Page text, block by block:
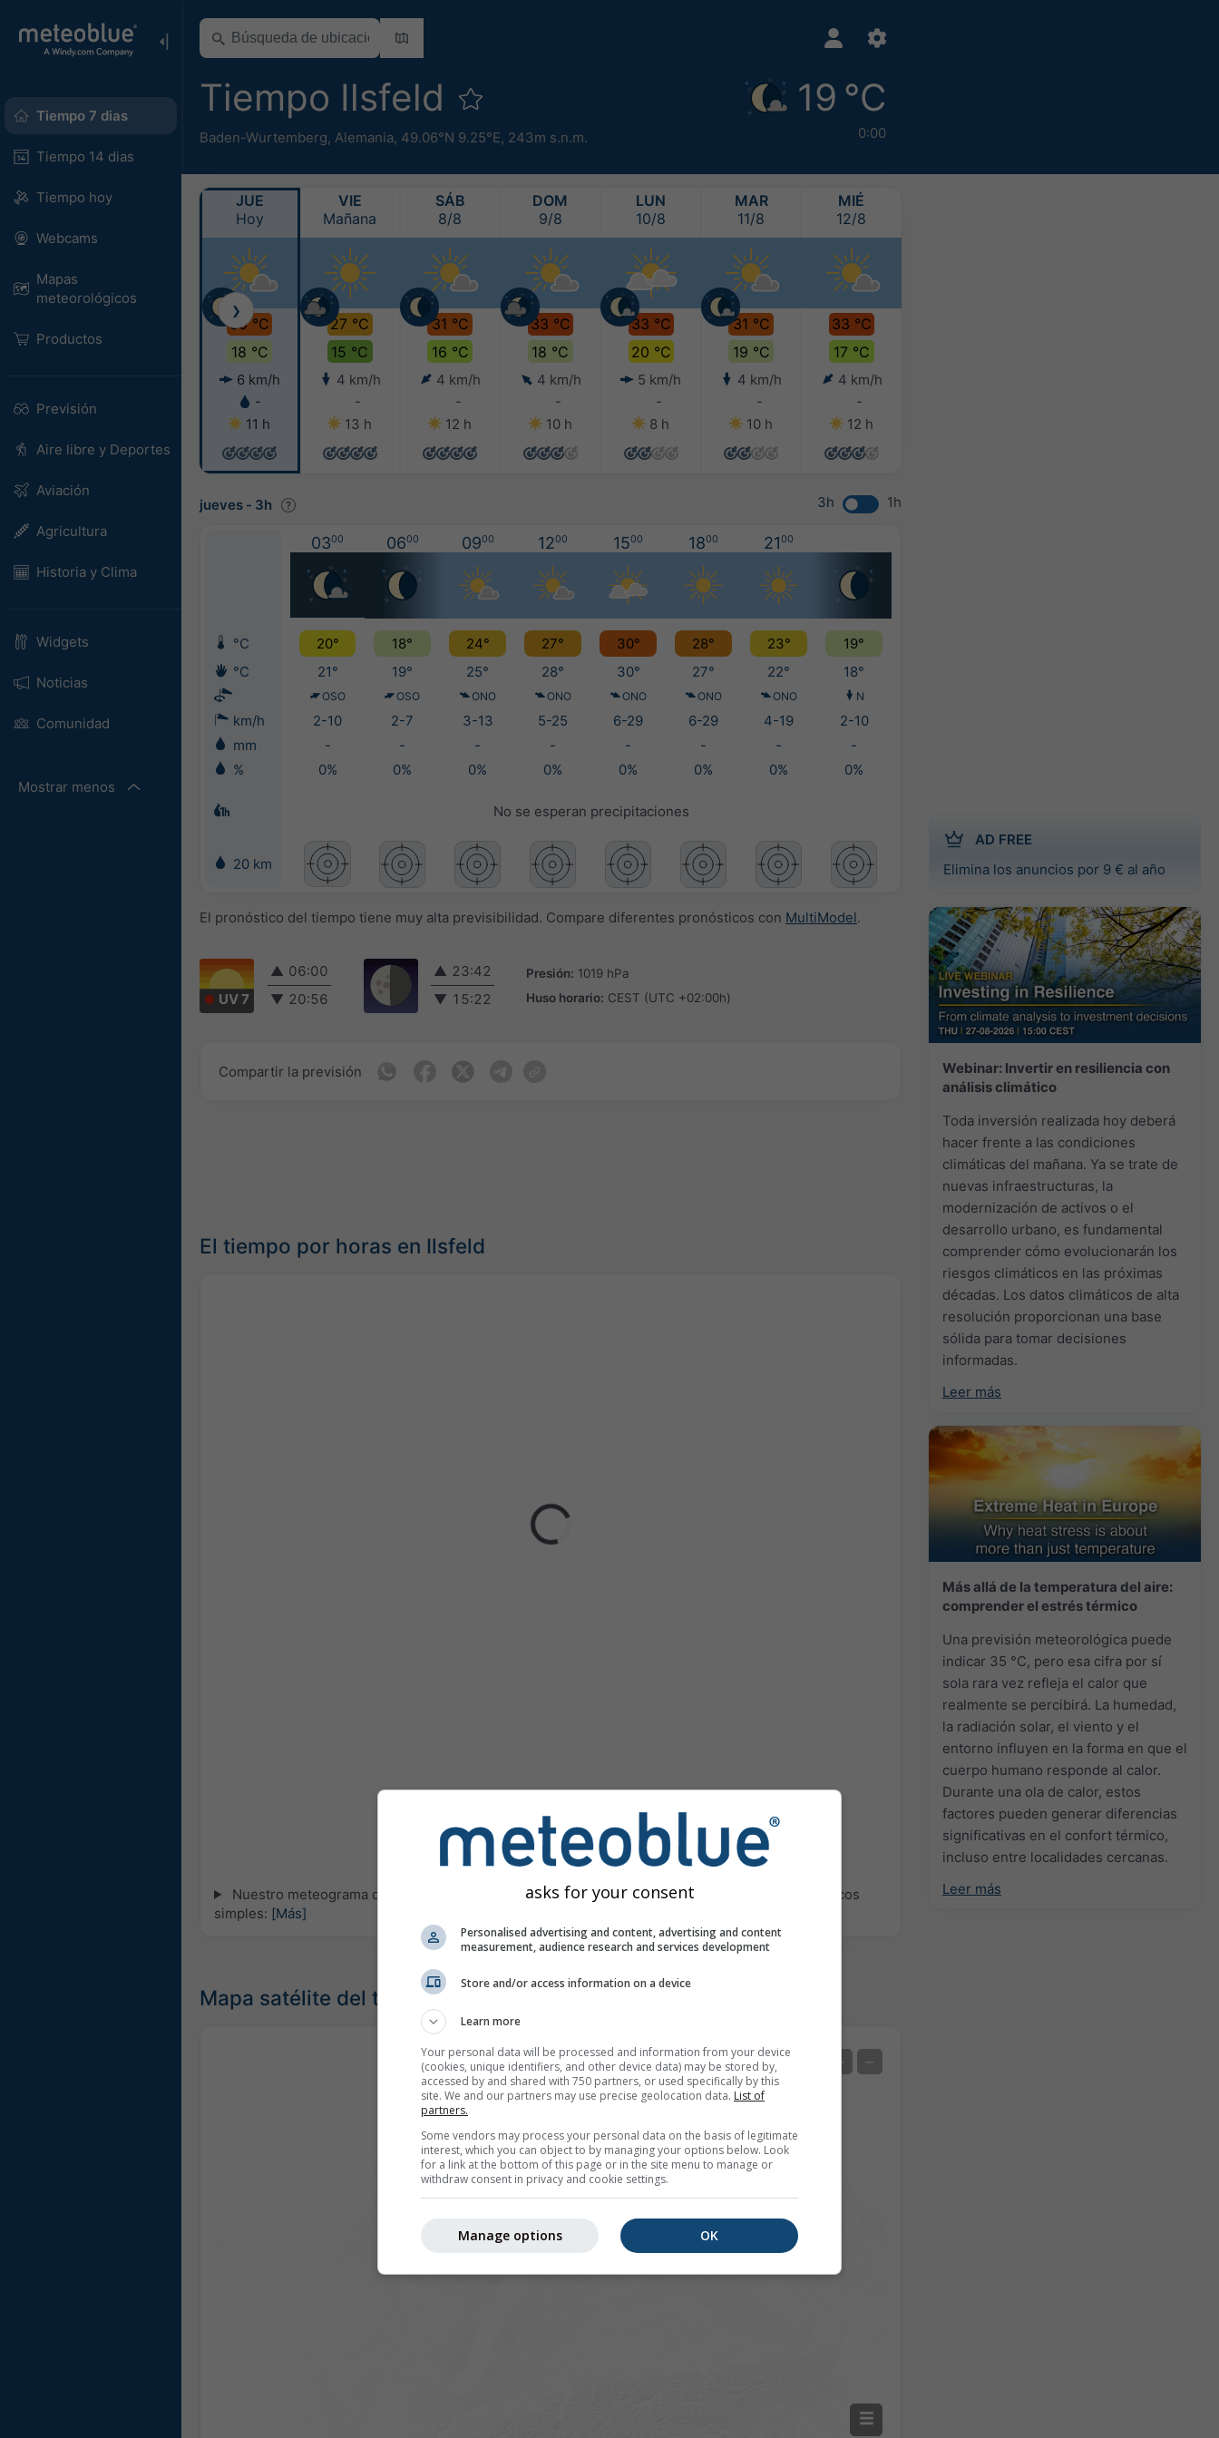
Tiempo 7 dias
Tiempo 14 dias
Tiempo hoy
Webcams
Mapas
meteorológicos
Productos
Previsión
Aire libre y Deportes
Aviación
Agricultura
Historia y Clima
Widgets
Noticias
Comunidad
Mostrar menos
Tiempo Ilsfeld
Baden-Wurtemberg, Alemania, 49.06°N 9.25°E, 243m s.n.m.
19 °C
0:00
AD FREE
Elimina los anuncios por 9 € al año
Webinar: Invertir en resiliencia con
análisis climático
Toda inversión realizada hoy deberá
hacer frente a las condiciones
climáticas del mañana. Ya se trate de
nuevas infraestructuras, la
modernización de activos o el
desarrollo urbano, es fundamental
comprender cómo evolucionarán los
riesgos climáticos en las próximas
décadas. Los datos climáticos de alta
resolución proporcionan una base
sólida para tomar decisiones
informadas.
Leer más
Más allá de la temperatura del aire:
comprender el estrés térmico
Una previsión meteorológica puede
indicar 35 °C, pero esa cifra por sí
sola rara vez refleja el calor que
realmente se percibirá. La humedad,
la radiación solar, el viento y el
entorno influyen en la forma en que el
cuerpo humano responde al calor.
Durante una ola de calor, estos
factores pueden generar diferencias
significativas en el confort térmico,
incluso entre localidades cercanas.
Leer más
JUE
Hoy
30 °C
18 °C
6 km/h
-
11 h
VIE
Mañana
27 °C
15 °C
4 km/h
-
13 h
SÁB
8/8
31 °C
16 °C
4 km/h
-
12 h
DOM
9/8
33 °C
18 °C
4 km/h
-
10 h
LUN
10/8
33 °C
20 °C
5 km/h
-
8 h
MAR
11/8
31 °C
19 °C
4 km/h
-
10 h
MIÉ
12/8
33 °C
17 °C
4 km/h
-
12 h
❯
jueves - 3h 3h 1h
0300 0600 0900 1200 1500 1800 2100
°C 20° 18° 24° 27° 30° 28° 23°
19°
°C
21° 19° 25° 28° 30° 27° 22° 18°
OSO OSO ONO ONO ONO ONO ONO N
km/h 2-10 2-7 3-13 5-25 6-29 6-29 4-19
2-10
mm
- - - - - - -
-
%
0% 0% 0% 0% 0% 0% 0% 0%
No se esperan precipitaciones
20 km
El pronóstico del tiempo tiene muy alta previsibilidad. Compare diferentes pronósticos con MultiModel.
UV 7
▲ 06:00
▼ 20:56
▲ 23:42
▼ 15:22
Presión: 1019 hPa
Huso horario: CEST (UTC +02:00h)
Compartir la previsión
El tiempo por horas en Ilsfeld
Nuestro meteograma de 5 días para Ilsfeld ofrece toda la información meteorológica en 3 gráficos
simples: [Más]
Mapa satélite del tiempo, Alemania
+ −
asks for your consent
Personalised advertising and content, advertising and content
measurement, audience research and services development
Store and/or access information on a device
Learn more
Your personal data will be processed and information from your device
(cookies, unique identifiers, and other device data) may be stored by,
accessed by and shared with 750 partners, or used specifically by this
site. We and our partners may use precise geolocation data. List of
partners.
Some vendors may process your personal data on the basis of legitimate
interest, which you can object to by managing your options below. Look
for a link at the bottom of this page or in the site menu to manage or
withdraw consent in privacy and cookie settings.
OK
Manage options